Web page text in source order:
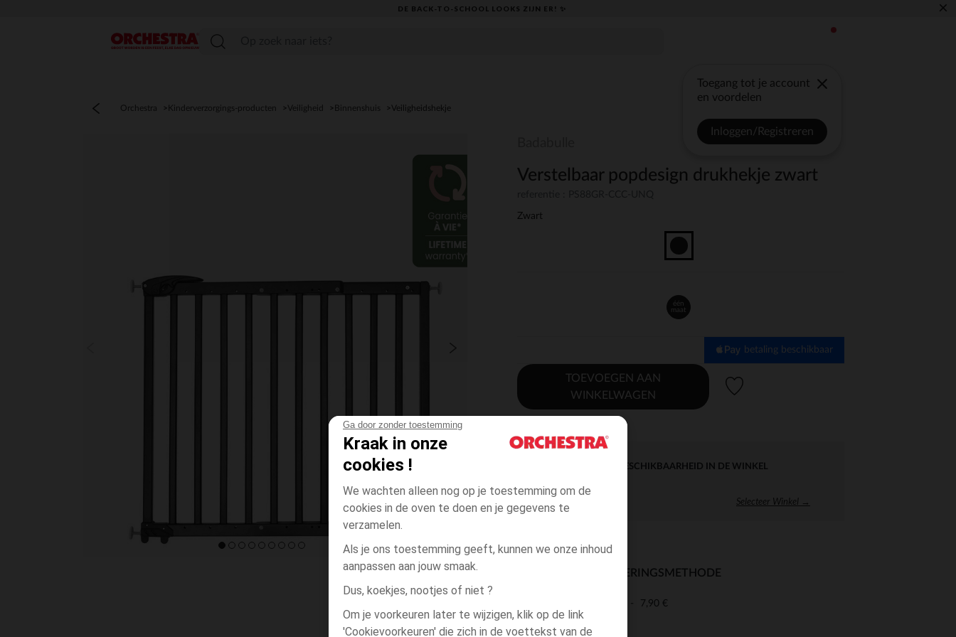
Ga door zonder toestemming
Kraak in onze
cookies !
We wachten alleen nog op je toestemming om de
cookies in de oven te doen en je gegevens te
verzamelen.
Als je ons toestemming geeft, kunnen we onze inhoud
aanpassen aan jouw smaak.
Dus, koekjes, nootjes of niet ?
Om je voorkeuren later te wijzigen, klik op de link
'Cookievoorkeuren' die zich in de voettekst van de
DE BACK-TO-SCHOOL LOOKS ZIJN ER! ✨ ×
menu
Toegang tot je account
en voordelen
Inloggen/Registreren
Orchestra Kinderverzorgings-producten Veiligheid Binnenshuis Veiligheidshekje
Verstelbaar popdesign drukhekje zwart
Zwart
één
maat
betaling beschikbaar
TOEVOEGEN AAN
WINKELWAGEN
DIRECTE BESCHIKBAARHEID IN DE WINKEL
Selecteer Winkel →
BESCHIKBAARE LEVERINGSMETHODE
7,90 €
2 tot 4 dagen